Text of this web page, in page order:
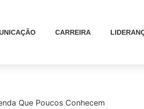
CARREIRA
Que Poucos Conhecem